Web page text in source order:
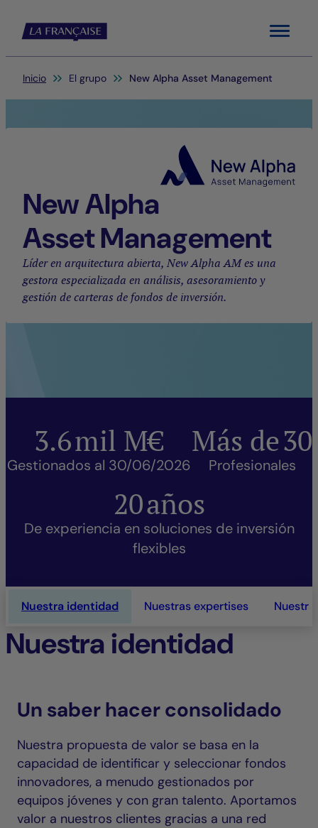
Menu
Usted está aquí:
Inicio El grupo New Alpha Asset Management
New Alpha
Asset Management
Líder en arquitectura abierta, New Alpha AM es una
gestora especializada en análisis, asesoramiento y
gestión de carteras de fondos de inversión.
3.6mil M€
Gestionados al 30/06/2026
Más de30
Profesionales
20años
De experiencia en soluciones de inversión
flexibles
Nuestra identidad Nuestras expertises
Nuestra identidad
Un saber hacer consolidado
Nuestra propuesta de valor se basa en la
capacidad de identificar y seleccionar fondos
innovadores, a menudo gestionados por
equipos jóvenes y con gran talento. Aportamos
valor a nuestros clientes gracias a una red